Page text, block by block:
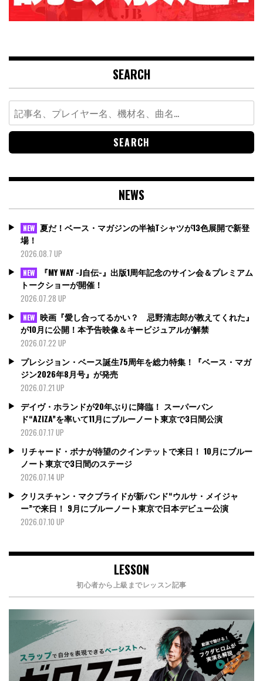
SEARCH
Search
for:
NEWS
NEW 夏だ！ベース・マガジンの半袖Tシャツが13色展開で新登
場！
2026.08.7 UP
NEW
『MY WAY -J自伝-』出版1周年記念のサイン会＆プレミアム
トークショーが開催！
2026.07.28 UP
NEW 映画『愛し合ってるかい？ 忌野清志郎が教えてくれた』
が10月に公開！本予告映像＆キービジュアルが解禁
2026.07.22 UP
プレシジョン・ベース誕生75周年を総力特集！『ベース・マガ
ジン2026年8月号』が発売
2026.07.21 UP
デイヴ・ホランドが20年ぶりに降臨！ スーパーバン
ド“AZIZA”を率いて11月にブルーノート東京で3日間公演
2026.07.17 UP
リチャード・ボナが待望のクインテットで来日！ 10月にブルー
ノート東京で3日間のステージ
2026.07.14 UP
クリスチャン・マクブライドが新バンド“ウルサ・メイジャ
ー”で来日！ 9月にブルーノート東京で日本デビュー公演
2026.07.10 UP
LESSON
初心者から上級までレッスン記事